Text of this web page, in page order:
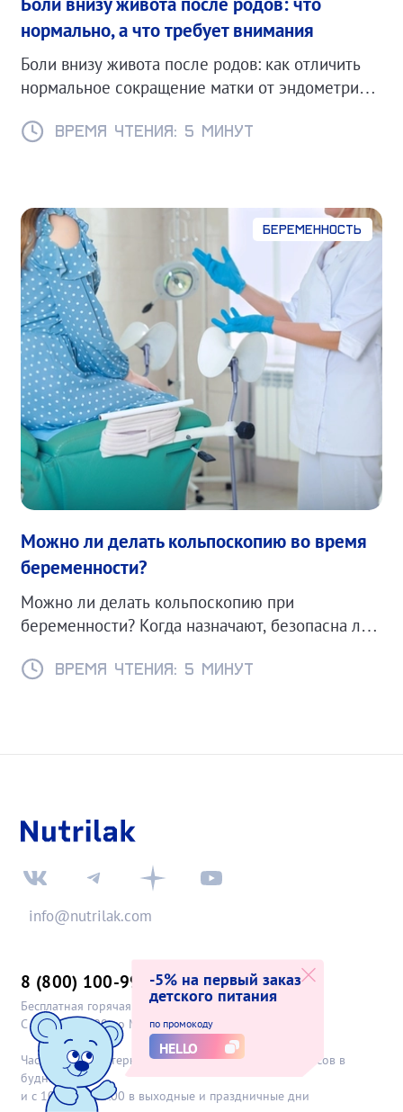
нормально, а что требует внимания
Боли внизу живота после родов: как отличить
нормальное сокращение матки от эндометрита
Время чтения: 5 минут
Беременность
Можно ли делать кольпоскопию во время
беременности?
Можно ли делать кольпоскопию при
беременности? Когда назначают, безопасна ли
Время чтения: 5 минут
info@nutrilak.com
8 (800) 100-99-69
Бесплатная горячая линия
С 6:00 до 22:00 по МСК
Часы работы интернет-магазина с 10:00 до 20:00 часов в
будни
и с 10:00 до 18:00 в выходные и праздничные дни
-5% на первый заказ
детского питания
по промокоду
HELLO